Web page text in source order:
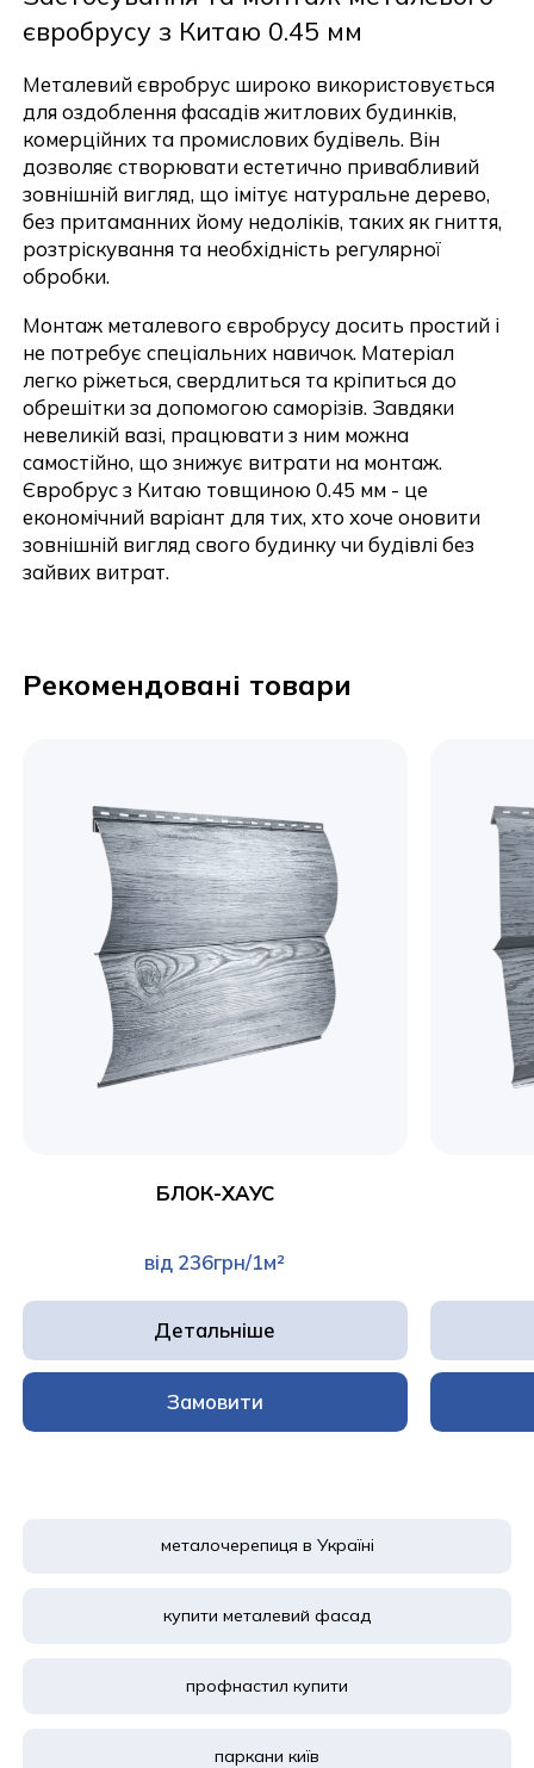
євробрусу з Китаю 0.45 мм
Металевий євробрус широко використовується
для оздоблення фасадів житлових будинків,
комерційних та промислових будівель. Він
дозволяє створювати естетично привабливий
зовнішній вигляд, що імітує натуральне дерево,
без притаманних йому недоліків, таких як гниття,
розтріскування та необхідність регулярної
обробки.
Монтаж металевого євробрусу досить простий і
не потребує спеціальних навичок. Матеріал
легко ріжеться, свердлиться та кріпиться до
обрешітки за допомогою саморізів. Завдяки
невеликій вазі, працювати з ним можна
самостійно, що знижує витрати на монтаж.
Євробрус з Китаю товщиною 0.45 мм - це
економічний варіант для тих, хто хоче оновити
зовнішній вигляд свого будинку чи будівлі без
зайвих витрат.
Рекомендовані товари
БЛОК-ХАУС
від 236грн/1м²
Детальніше
Замовити
металочерепиця в Україні
купити металевий фасад
профнастил купити
паркани київ